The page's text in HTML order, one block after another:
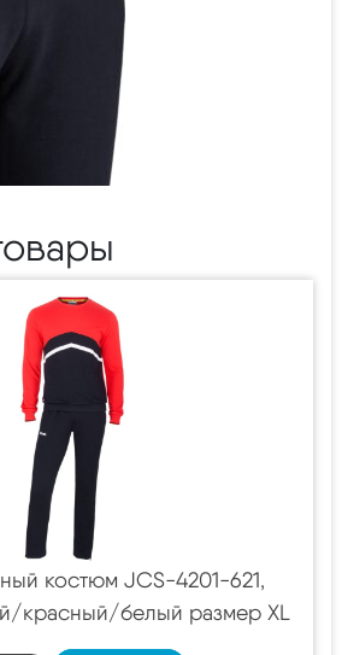
костюм JCS-4201-621,
красный/белый размер XL